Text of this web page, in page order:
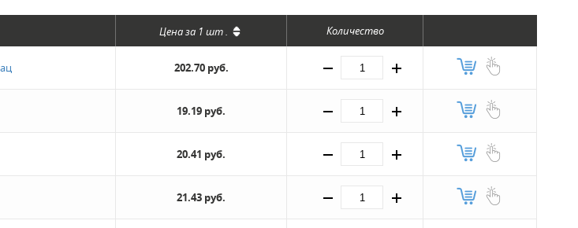
Цена за 1 шт. Количество
202.70 руб.
19.19 руб.
20.41 руб.
21.43 руб.